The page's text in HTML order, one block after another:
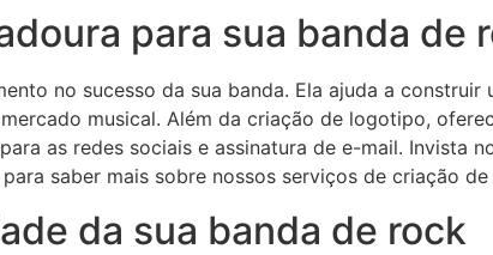
para sua banda de
no sucesso da sua banda. Ela ajuda a
musical. Além da criação de logotipo,
as redes sociais e assinatura de e-mail. Invista
saber mais sobre nossos serviços de criação
da sua banda de rock